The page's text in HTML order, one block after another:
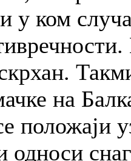
у ком
на
положаји
односи